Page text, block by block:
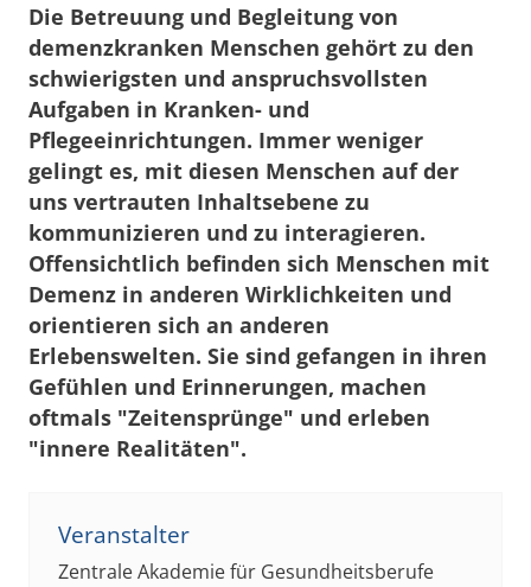
Die Betreuung und Begleitung von
demenzkranken Menschen gehört zu den
schwierigsten und anspruchsvollsten
Aufgaben in Kranken- und
Pflegeeinrichtungen. Immer weniger
gelingt es, mit diesen Menschen auf der
uns vertrauten Inhaltsebene zu
kommunizieren und zu interagieren.
Offensichtlich befinden sich Menschen mit
Demenz in anderen Wirklichkeiten und
orientieren sich an anderen
Erlebenswelten. Sie sind gefangen in ihren
Gefühlen und Erinnerungen, machen
oftmals "Zeitensprünge" und erleben
"innere Realitäten".
Veranstalter
Zentrale Akademie für Gesundheitsberufe